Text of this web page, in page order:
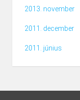
2013. november
2011. december
2011. június